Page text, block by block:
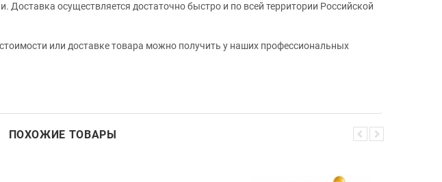
Доставка осуществляется достаточно быстро и по всей территории Российской
или доставке товара можно получить у наших профессиональных
ПОХОЖИЕ ТОВАРЫ